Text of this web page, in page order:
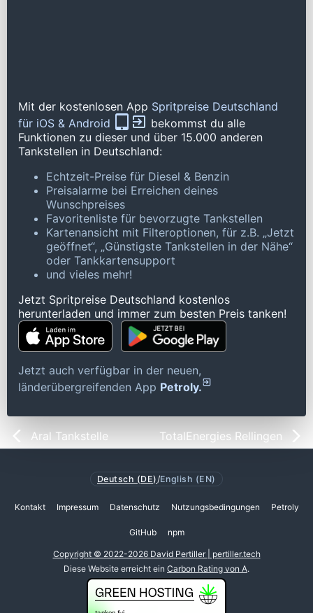
Mit der kostenlosen App Spritpreise Deutschland
für iOS & Android
bekommst du alle
Funktionen zu dieser und über 15.000 anderen
Tankstellen in Deutschland:
Echtzeit-Preise für Diesel & Benzin
Preisalarme bei Erreichen deines
Wunschpreises
Favoritenliste für bevorzugte Tankstellen
Kartenansicht mit Filteroptionen, für z.B. „Jetzt
geöffnet“, „Günstigste Tankstellen in der Nähe“
oder Tankkartensupport
und vieles mehr!
Jetzt Spritpreise Deutschland kostenlos
herunterladen und immer zum besten Preis tanken!
Jetzt auch verfügbar in der neuen,
länderübergreifenden App Petroly.
Aral Tankstelle TotalEnergies Rellingen
Deutsch (DE) /English (EN)
Kontakt Impressum Datenschutz Nutzungsbedingungen Petroly
GitHub npm
Copyright © 2022-2026 David Pertiller | pertiller.tech
Diese Website erreicht ein Carbon Rating von A.